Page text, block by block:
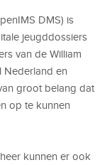
DMS) is
jeugddossiers
van de William
Nederland en
groot belang dat
op te kunnen
kunnen er ook